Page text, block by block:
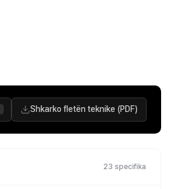
Shkarko fletën teknike (PDF)
23 specifika